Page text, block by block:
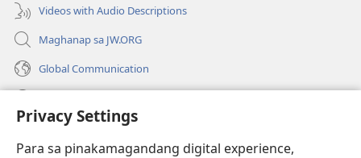
Privacy Settings
Para sa pinakamagandang digital experience,
Videos with Audio Descriptions
Maghanap sa JW.ORG
Global Communication
(may